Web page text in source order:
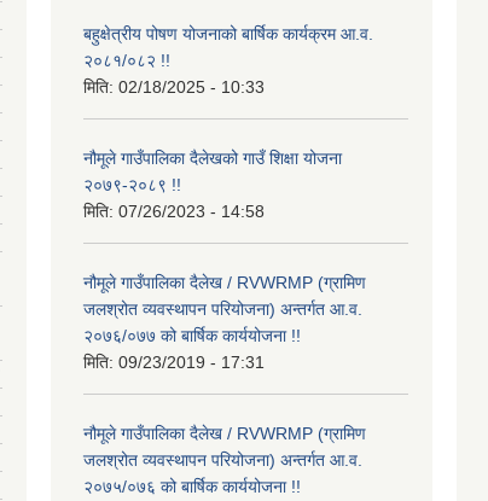
बहुक्षेत्रीय पोषण योजनाको बार्षिक कार्यक्रम आ.व.
२०८१/०८२ !!
मिति: 02/18/2025 - 10:33
नौमूले गाउँपालिका दैलेखको गाउँ शिक्षा योजना
२०७९-२०८९ !!
मिति: 07/26/2023 - 14:58
नौमूले गाउँपालिका दैलेख / RVWRMP (ग्रामिण
जलश्रोत व्यवस्थापन परियोजना) अन्तर्गत आ.व.
२०७६/०७७ को बार्षिक कार्ययोजना !!
मिति: 09/23/2019 - 17:31
नौमूले गाउँपालिका दैलेख / RVWRMP (ग्रामिण
जलश्रोत व्यवस्थापन परियोजना) अन्तर्गत आ.व.
२०७५/०७६ को बार्षिक कार्ययोजना !!